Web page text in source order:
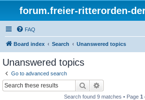
forum.freier-ritterorden-
FAQ
Board index Search Unanswered topics
Unanswered topics
Go to advanced search
Search
Search found 9 matches • Page 1